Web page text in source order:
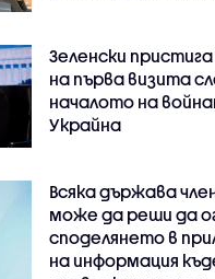
Зеленски
на първа визита
началото на
Украйна
Всяка държава
може да реши да
споделянето в
на информация